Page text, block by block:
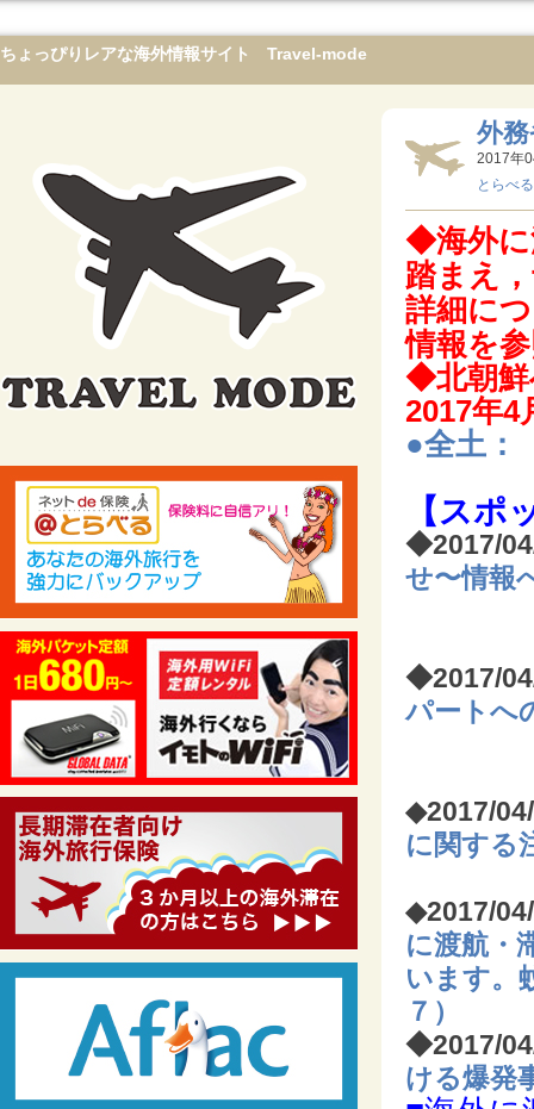
ちょっぴりレアな海外情報サイト Travel-mode
外
2017年
とらべ
◆海外に
踏まえ
詳細に
情報を
◆北朝鮮
2017年4
●全土：
【スポ
◆2017/
せ〜情報
◆2017/
パートへ
◆2017/
に関する
◆2017/
に渡航・
います。
７）
◆2017/
ける爆発